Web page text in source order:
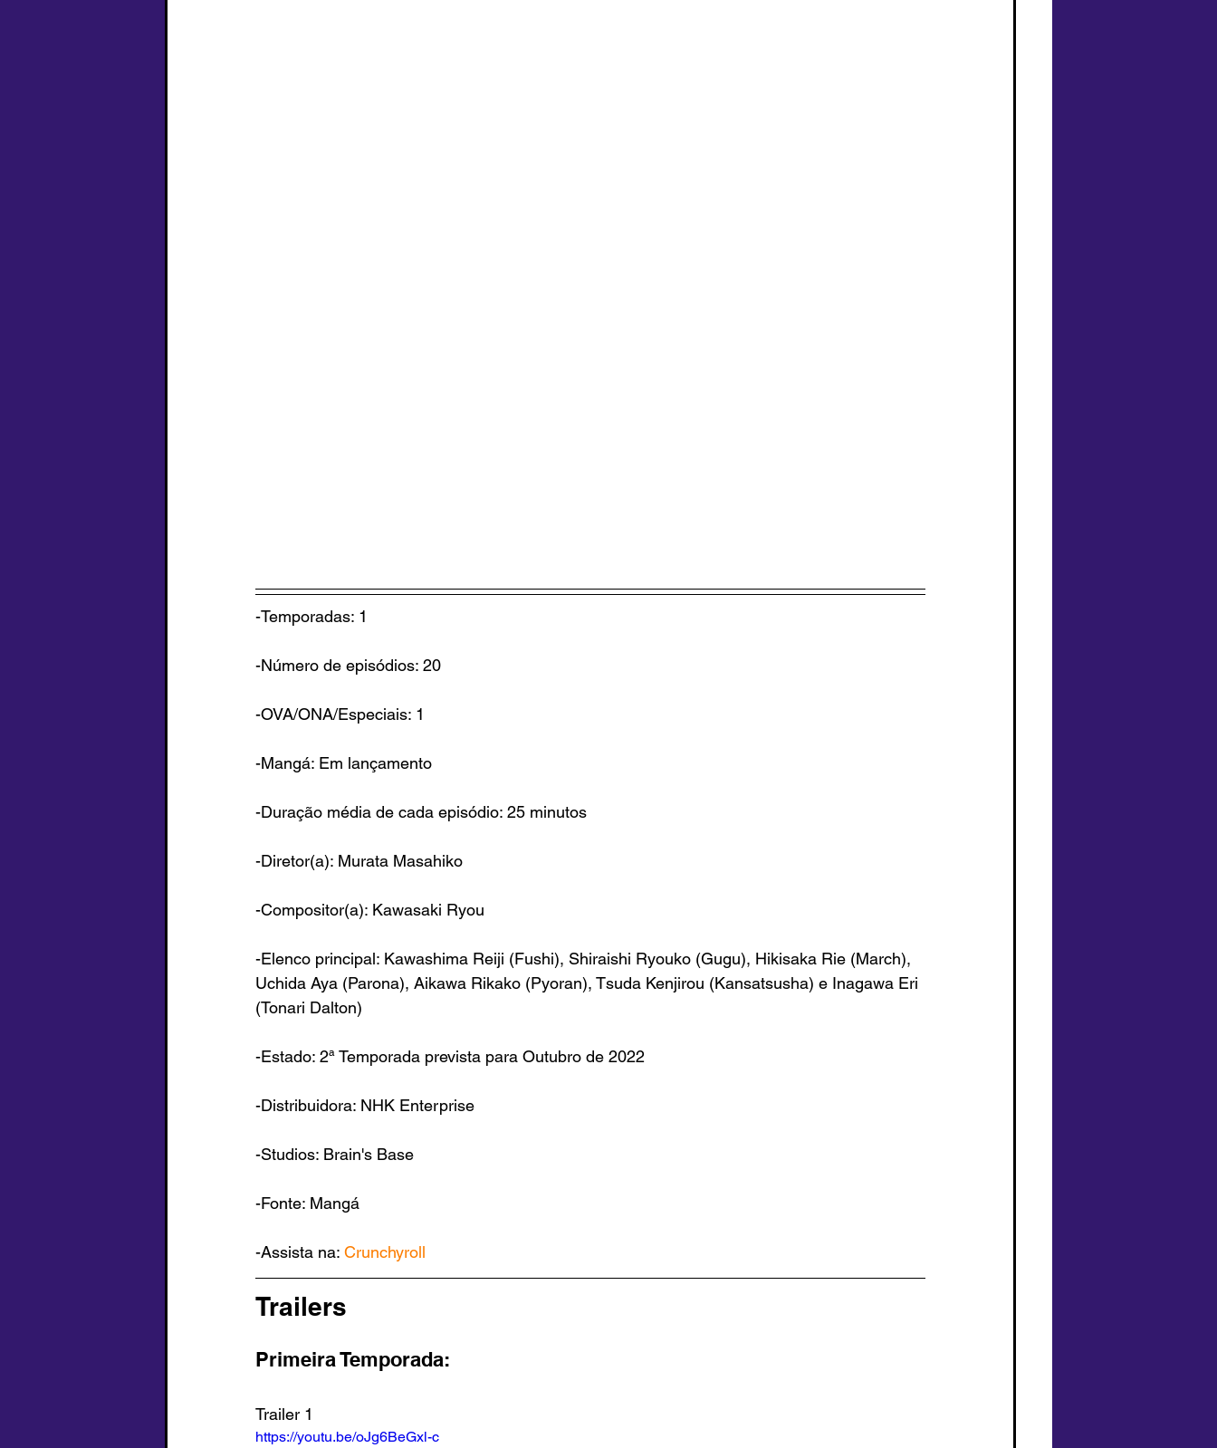
-Temporadas: 1
-Número de episódios: 20
-OVA/ONA/Especiais: 1
-Mangá: Em lançamento
-Duração média de cada episódio: 25 minutos
-Diretor(a): Murata Masahiko
-Compositor(a): Kawasaki Ryou
-Elenco principal: Kawashima Reiji (Fushi), Shiraishi Ryouko (Gugu), Hikisaka Rie (March),
Uchida Aya (Parona), Aikawa Rikako (Pyoran), Tsuda Kenjirou (Kansatsusha) e Inagawa Eri
(Tonari Dalton)
-Estado: 2ª Temporada prevista para Outubro de 2022
-Distribuidora: NHK Enterprise
-Studios: Brain's Base
-Fonte: Mangá
-Assista na: Crunchyroll
Trailers
Primeira Temporada:
Trailer 1
https://youtu.be/oJg6BeGxl-c